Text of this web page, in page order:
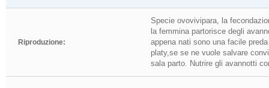
Riproduzione:
Specie ovovivipara, la
la femmina partorisce degli
appena nati sono una facile
platy,se se ne vuole salvare
sala parto. Nutrire gli avannotti